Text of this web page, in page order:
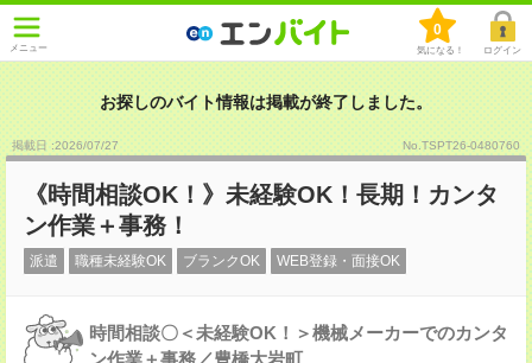
メニュー
0
気になる！ ログイン
お探しのバイト情報は掲載が終了しました。
掲載日 :2026/07/27 No.TSPT26-0480760
《時間相談OK！》未経験OK！長期！カンタ
ン作業＋事務！
派遣 職種未経験OK ブランクOK WEB登録・面接OK
時間相談〇＜未経験OK！＞機械メーカーでのカンタ
ン作業＋事務／豊橋大岩町